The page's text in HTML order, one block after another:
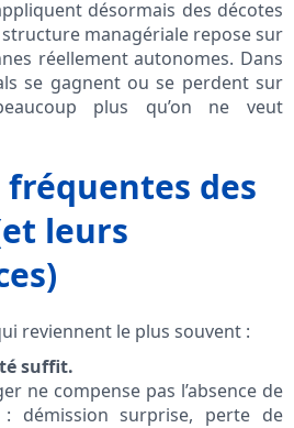
désormais des décotes
structure managériale repose sur
réellement autonomes. Dans
se gagnent ou se perdent sur
plus qu’on ne veut
des
leurs
reviennent le plus souvent :
suffit.
ne compense pas l’absence de
: démission surprise, perte de